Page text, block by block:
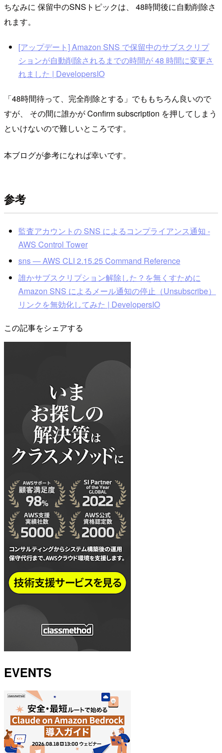
ちなみに 保留中のSNSトピックは、 48時間後に自動削除さ
れます。
[アップデート] Amazon SNS で保留中のサブスクリプ
ションが自動削除されるまでの時間が 48 時間に変更さ
れました | DevelopersIO
「48時間待って、完全削除とする」でももちろん良いので
すが、 その間に誰かが Confirm subscription を押してしまう
といけないので難しいところです。
本ブログが参考になれば幸いです。
参考
監査アカウントの SNS によるコンプライアンス通知 -
AWS Control Tower
sns — AWS CLI 2.15.25 Command Reference
誰かサブスクリプション解除した？を無くすために
Amazon SNS によるメール通知の停止（Unsubscribe）
リンクを無効化してみた | DevelopersIO
この記事をシェアする
EVENTS